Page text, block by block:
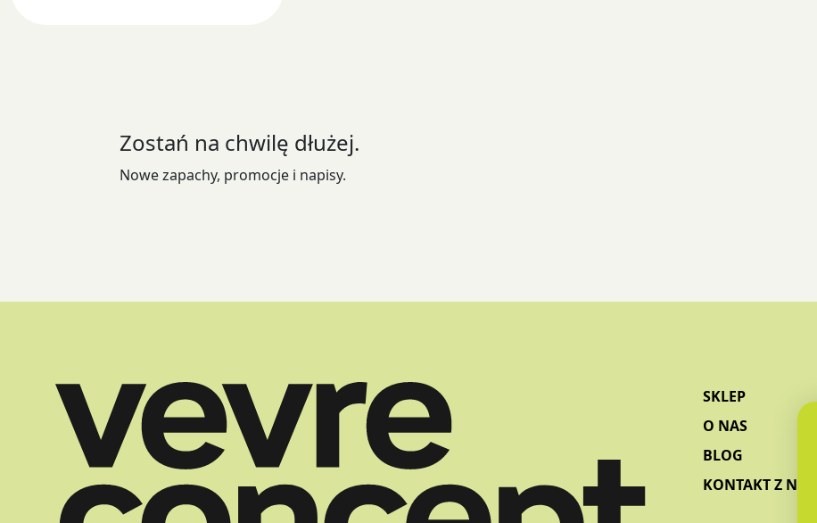
na
produktu
Zostań na chwilę dłużej.
Nowe zapachy, promocje i napisy.
SKLEP
O NAS
BLOG
KONTAKT Z NAMI